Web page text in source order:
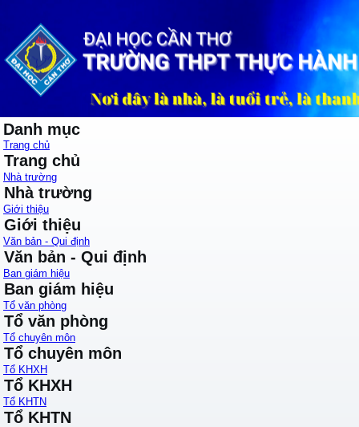
Danh mục
Trang chủ
Trang chủ
Nhà trường
Nhà trường
Giới thiệu
Giới thiệu
Văn bản - Qui định
Văn bản - Qui định
Ban giám hiệu
Ban giám hiệu
Tổ văn phòng
Tổ văn phòng
Tổ chuyên môn
Tổ chuyên môn
Tổ KHXH
Tổ KHXH
Tổ KHTN
Tổ KHTN